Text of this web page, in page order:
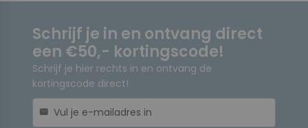
Schrijf je in en ontvang direct
een €50,- kortingscode!
Schrijf je hier rechts in en ontvang de
kortingscode direct!
mail